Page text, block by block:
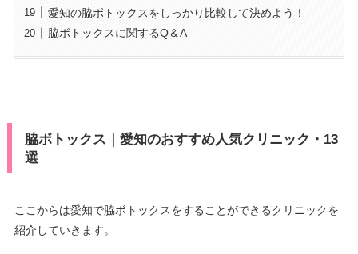
愛知の脇ボトックスをしっかり比較して決めよう！
脇ボトックスに関するQ＆A
脇ボトックス｜愛知のおすすめ人気クリニック・13
選
ここからは愛知で脇ボトックスをすることができるクリニックを
紹介していきます。